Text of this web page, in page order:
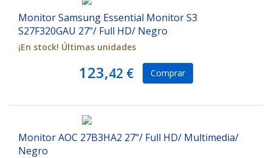
Monitor Samsung Essential Monitor S3
S27F320GAU 27"/ Full HD/ Negro
¡En stock! Últimas unidades
123,42 € Comprar
Monitor AOC 27B3HA2 27"/ Full HD/ Multimedia/
Negro